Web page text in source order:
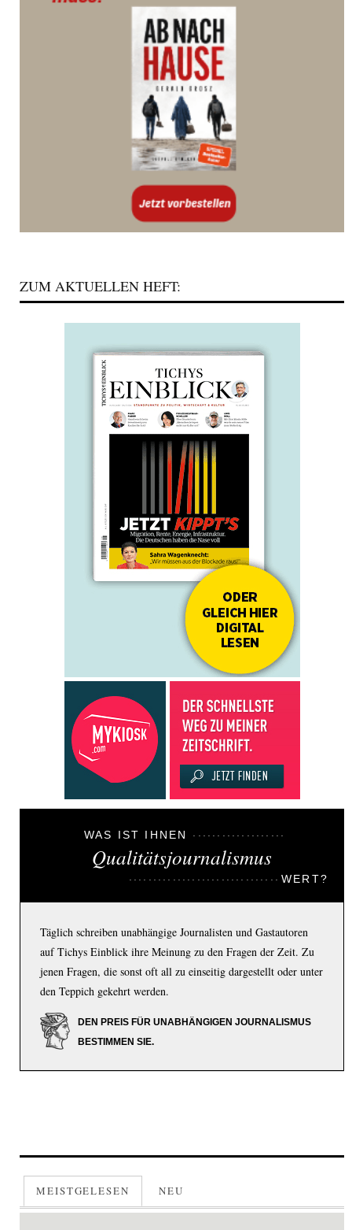
ZUM AKTUELLEN HEFT:
WAS IST IHNEN
Qualitätsjournalismus
WERT?
Täglich schreiben unabhängige Journalisten und Gastautoren
auf Tichys Einblick ihre Meinung zu den Fragen der Zeit. Zu
jenen Fragen, die sonst oft all zu einseitig dargestellt oder unter
den Teppich gekehrt werden.
DEN PREIS FÜR UNABHÄNGIGEN JOURNALISMUS
BESTIMMEN SIE.
MEISTGELESEN NEU